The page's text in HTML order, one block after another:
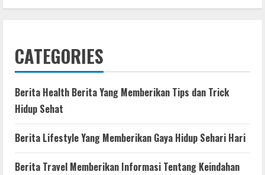
CATEGORIES
Berita Health Berita Yang Memberikan Tips dan Trick
Hidup Sehat
Berita Lifestyle Yang Memberikan Gaya Hidup Sehari Hari
Berita Travel Memberikan Informasi Tentang Keindahan